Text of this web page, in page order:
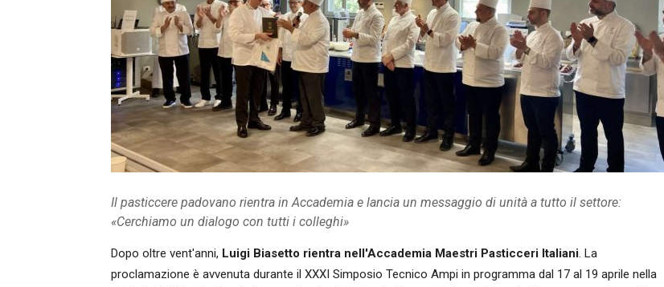
Il pasticcere padovano rientra in Accademia e lancia un messaggio di unità a tutto il settore:
«Cerchiamo un dialogo con tutti i colleghi»
Dopo oltre vent'anni, Luigi Biasetto rientra nell'Accademia Maestri Pasticceri Italiani. La
proclamazione è avvenuta durante il XXXI Simposio Tecnico Ampi in programma dal 17 al 19 aprile nella